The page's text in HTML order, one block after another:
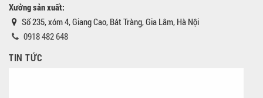
Xưởng sản xuất:
Số 235, xóm 4, Giang Cao, Bát Tràng, Gia Lâm, Hà Nội
0918 482 648
TIN TỨC